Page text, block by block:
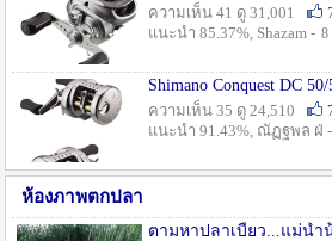
ความเห็น 41 ดู 31,001
แนะนำ 85.37%, Shazam - 8
Shimano Conquest DC 50/
ความเห็น 35 ดู 24,510
แนะนำ 91.43%, ณัฏฐพล ฝ่ -
ห้องภาพตกปลา
ตามหาปลาเบี้ยว...แม่น้ำ